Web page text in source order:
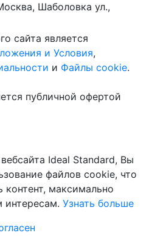
Шаболовка ул.,
сайта является
и Условия,
и Файлы cookie.
публичной офертой
Ideal Standard, Вы
файлов cookie, что
максимально
Узнать больше